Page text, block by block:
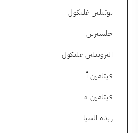
بوتيلين غليكول
جلسيرين
البروبيلين غليكول
فيتامين أ
فيتامين ه
زبدة الشيا